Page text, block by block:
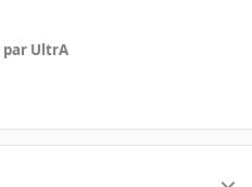
par UltrA